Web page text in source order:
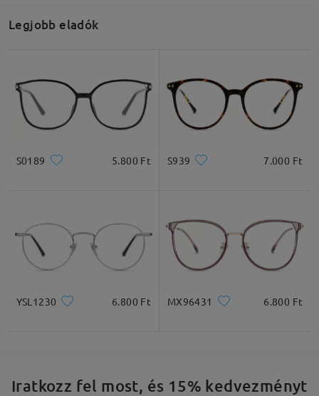
Ajánlott arcformák
* Csak tájékoztató jellegű
Legjobb eladók
S0189 5.800 Ft S939 7.000 Ft
YSL1230 6.800 Ft MX96431 6.800 Ft
Iratkozz fel most, és 15% kedvezményt